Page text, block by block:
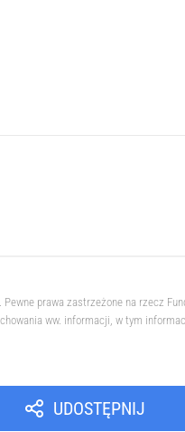
prawa zastrzeżone na rzecz
ww. informacji, w tym
UDOSTĘPNIJ